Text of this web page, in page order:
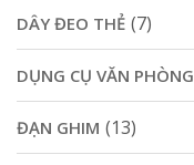
DÂY ĐEO THẺ (7)
DỤNG CỤ VĂN PHÒNG
ĐẠN GHIM (13)